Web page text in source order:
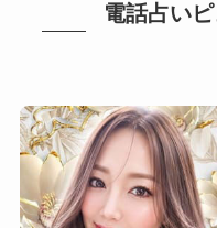
電話占い